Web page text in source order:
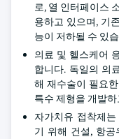
로, 열 인터페이스
용하고 있으며, 기
능이 저하될 수 있
의료 및 헬스케어
합니다. 독일의 의
해 재수술이 필요
특수 제형을 개발
자가치유 접착제
기 위해 건설, 항